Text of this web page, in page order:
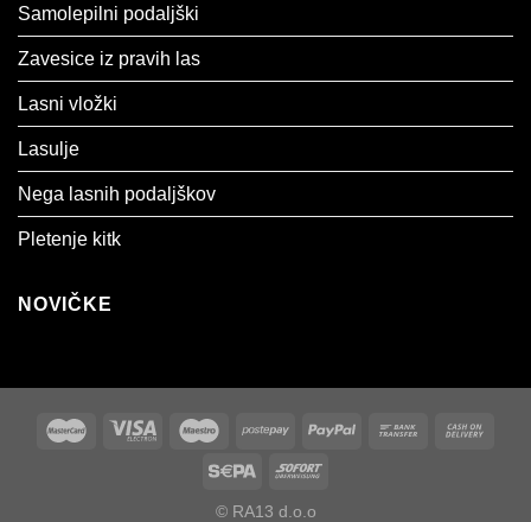
Samolepilni podaljški
Zavesice iz pravih las
Lasni vložki
Lasulje
Nega lasnih podaljškov
Pletenje kitk
NOVIČKE
© RA13 d.o.o